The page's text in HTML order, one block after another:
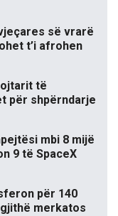
së vrarë
t’i afrohen
të
për shpërndarje
mbi 8 mijë
9 të SpaceX
për 140
merkatos